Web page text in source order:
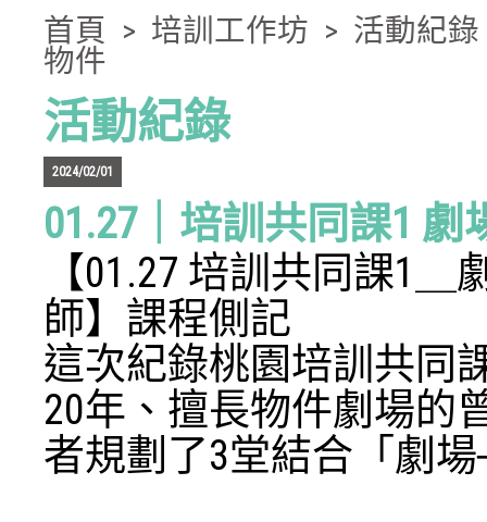
首頁 > 培訓工作坊 > 活動紀錄
物件
活動紀錄
2024/02/01
01.27｜培訓共同課1
【01.27 培訓共同課1
師】課程側記
這次紀錄桃園培訓共同
20年、擅長物件劇場的
者規劃了3堂結合「劇